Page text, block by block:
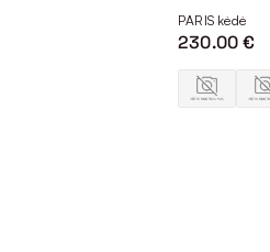
PARIS kėdė
230.00 €